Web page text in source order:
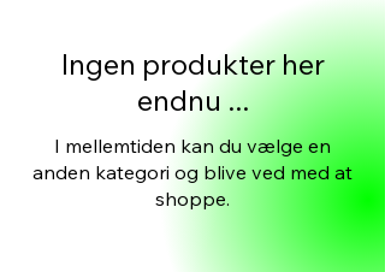
Ingen produkter her
endnu ...
I mellemtiden kan du vælge en
anden kategori og blive ved med at
shoppe.